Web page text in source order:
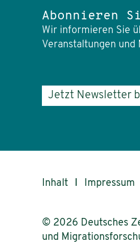
Abonnieren
Wir informieren Sie
Veranstaltungen
Jetzt Newsletter
Inhalt Impressum
© 2026 Deutsches
und